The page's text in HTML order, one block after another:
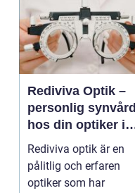
Rediviva Optik –
personlig synvård
hos din optiker i
Uppsala
Rediviva optik är en
pålitlig och erfaren
optiker som har